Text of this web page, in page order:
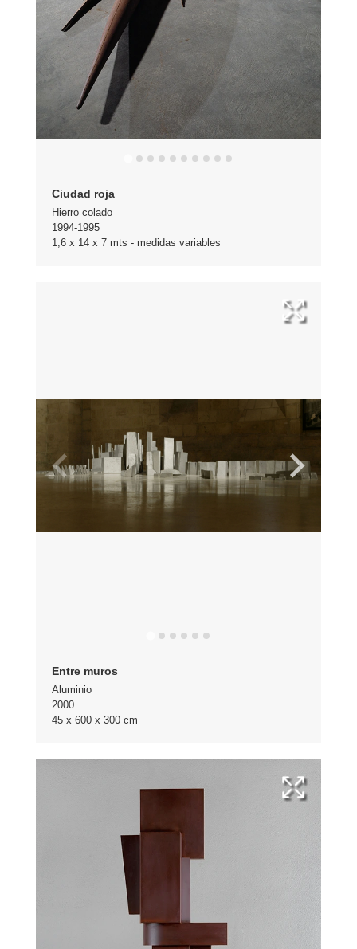
Ciudad roja
Hierro colado
1994-1995
1,6 x 14 x 7 mts - medidas variables
Entre muros
Aluminio
2000
45 x 600 x 300 cm